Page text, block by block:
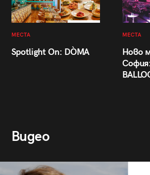
МЕСТА
Spotlight On: DÒMA
МЕСТА
Ново
Видео